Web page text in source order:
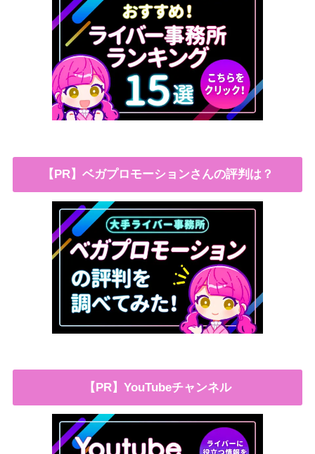
【PR】ベガプロモーションさんの評判は？
【PR】YouTubeチャンネル